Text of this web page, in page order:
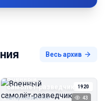
Весь архив
1920
Военный
самолёт‑разведчик
«Сальмсон»
Автор неизвестен 43